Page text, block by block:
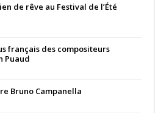
de rêve au Festival de l’Été
français des compositeurs
Puaud
Bruno Campanella